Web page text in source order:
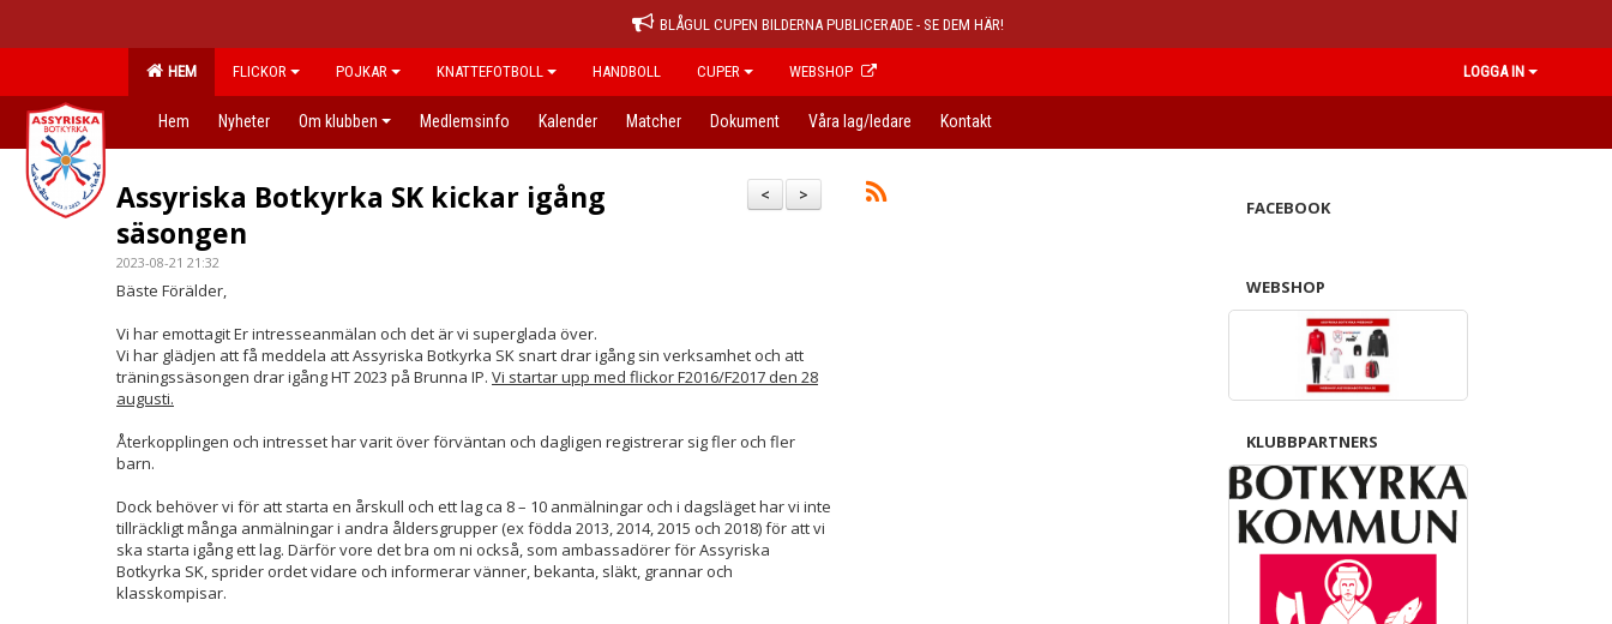
BLÅGUL CUPEN BILDERNA PUBLICERADE - SE DEM HÄR!
HEM FLICKOR POJKAR KNATTEFOTBOLL HANDBOLL CUPER WEBSHOP LOGGA IN
Hem Nyheter Om klubben Medlemsinfo Kalender Matcher Dokument Våra lag/ledare Kontakt
>
<
Assyriska Botkyrka SK kickar igång
säsongen
2023-08-21 21:32
Bäste Förälder,
Vi har emottagit Er intresseanmälan och det är vi superglada över.
Vi har glädjen att få meddela att Assyriska Botkyrka SK snart drar igång sin verksamhet och att
träningssäsongen drar igång HT 2023 på Brunna IP. Vi startar upp med flickor F2016/F2017 den 28
augusti.
Återkopplingen och intresset har varit över förväntan och dagligen registrerar sig fler och fler
barn.
Dock behöver vi för att starta en årskull och ett lag ca 8 – 10 anmälningar och i dagsläget har vi inte
tillräckligt många anmälningar i andra åldersgrupper (ex födda 2013, 2014, 2015 och 2018) för att vi
ska starta igång ett lag. Därför vore det bra om ni också, som ambassadörer för Assyriska
Botkyrka SK, sprider ordet vidare och informerar vänner, bekanta, släkt, grannar och
klasskompisar.
FACEBOOK
WEBSHOP
KLUBBPARTNERS